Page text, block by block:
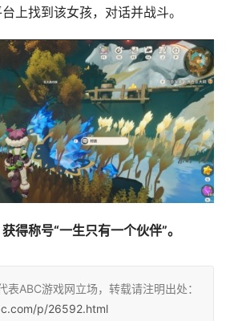
上找到该女孩，对话并战斗。
得称号“一生只有一个伙伴”。
表ABC游戏网立场，转载请注明出处：
p/26592.html